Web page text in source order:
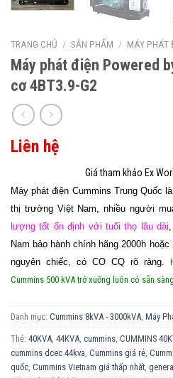
TRANG CHỦ / SẢN PHẨM / MÁY PHÁT
Máy phát điện Powered
cơ 4BT3.9-G2
Liên hệ
Máy phát điện Cummins Trung Quốc
thị trường Việt Nam, nhiều người
lượng tốt ổn định với tuổi thọ lâu dài
Nam bảo hành chính hãng 2000h
nguyên chiếc, có CO CQ rõ ràng.
Cummins 500 kVA trở xuống luôn có sẵn
Danh mục: Cummins 8kVA - 3000kVA Máy
Thẻ: 40KVA 44KVA cummins CUMMINS
cummins dcec 44kva Cummins giá rẻ
quốc Cummins Vietnam giá thấp nhất